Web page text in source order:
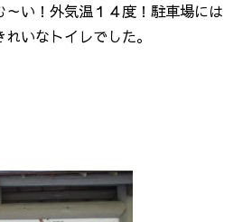
い！外気温１４度！駐車場には
いなトイレでした。